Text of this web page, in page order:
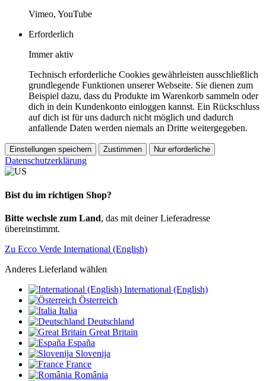
Vimeo, YouTube
Erforderlich
Immer aktiv
Technisch erforderliche Cookies gewährleisten ausschließlich
grundlegende Funktionen unserer Webseite. Sie dienen zum
Beispiel dazu, dass du Produkte im Warenkorb sammeln oder
dich in dein Kundenkonto einloggen kannst. Ein Rückschluss
auf dich ist für uns dadurch nicht möglich und dadurch
anfallende Daten werden niemals an Dritte weitergegeben.
Einstellungen speichern Zustimmen Nur erforderliche
Datenschutzerklärung
Bist du im richtigen Shop?
Bitte wechsle zum Land, das mit deiner Lieferadresse
übereinstimmt.
Zu Ecco Verde International (English)
Anderes Lieferland wählen
International (English)
Österreich
Italia
Deutschland
Great Britain
España
Slovenija
France
România